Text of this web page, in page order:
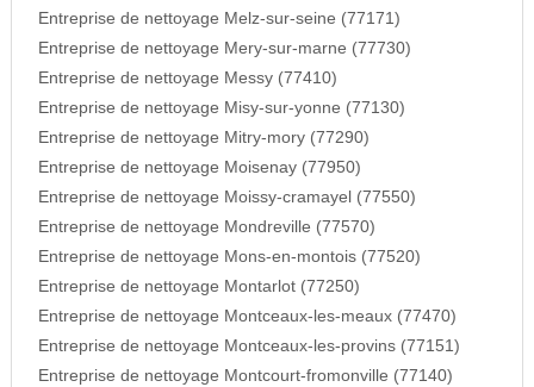
Entreprise de nettoyage Melz-sur-seine (77171)
Entreprise de nettoyage Mery-sur-marne (77730)
Entreprise de nettoyage Messy (77410)
Entreprise de nettoyage Misy-sur-yonne (77130)
Entreprise de nettoyage Mitry-mory (77290)
Entreprise de nettoyage Moisenay (77950)
Entreprise de nettoyage Moissy-cramayel (77550)
Entreprise de nettoyage Mondreville (77570)
Entreprise de nettoyage Mons-en-montois (77520)
Entreprise de nettoyage Montarlot (77250)
Entreprise de nettoyage Montceaux-les-meaux (77470)
Entreprise de nettoyage Montceaux-les-provins (77151)
Entreprise de nettoyage Montcourt-fromonville (77140)